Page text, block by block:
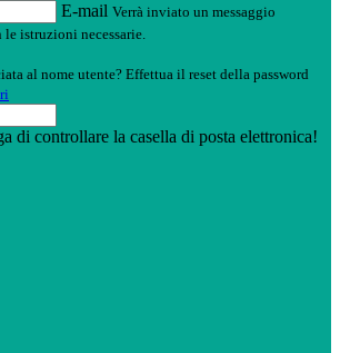
E-mail Verrà inviato un messaggio
istruzioni necessarie.
al nome utente? Effettua il reset della password
di controllare la casella di posta elettronica!